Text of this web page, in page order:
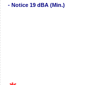
- Notice 19 dBA (Min.)